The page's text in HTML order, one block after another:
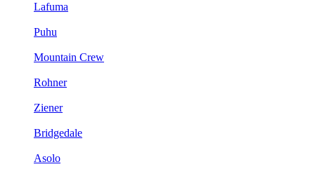
Lafuma
Puhu
Mountain Crew
Rohner
Ziener
Bridgedale
Asolo